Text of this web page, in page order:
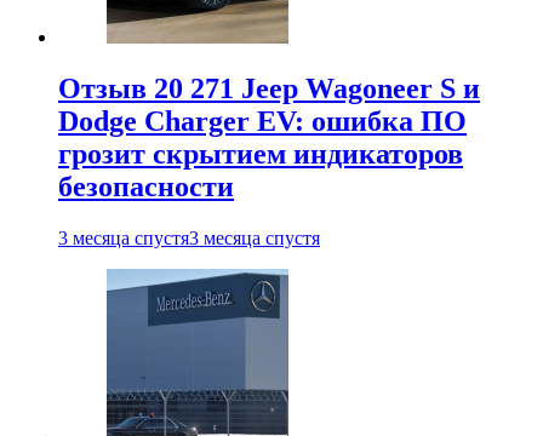
Отзыв 20 271 Jeep Wagoneer S и
Dodge Charger EV: ошибка ПО
грозит скрытием индикаторов
безопасности
3 месяца спустя3 месяца спустя